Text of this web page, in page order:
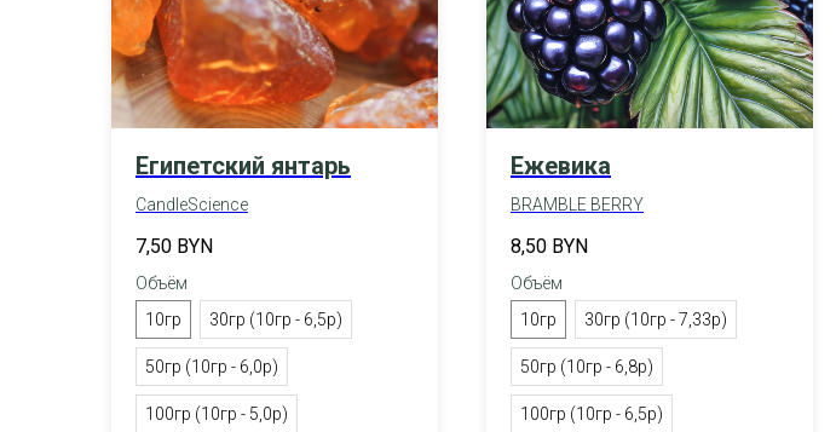
Египетский янтарь
CandleScience
7,50 BYN
Объём
10гр
30гр (10гр - 6,5р)
50гр (10гр - 6,0р)
100гр (10гр - 5,0р)
Ежевика
BRAMBLE BERRY
8,50 BYN
Объём
10гр
30гр (10гр - 7,33р)
50гр (10гр - 6,8р)
100гр (10гр - 6,5р)